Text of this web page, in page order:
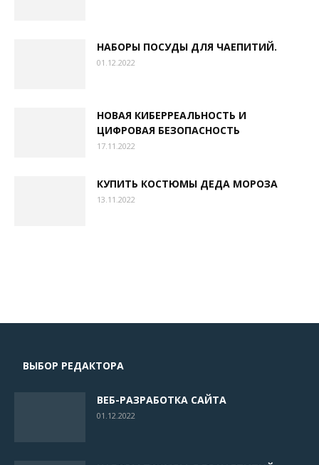
НАБОРЫ ПОСУДЫ ДЛЯ ЧАЕПИТИЙ.
01.12.2022
НОВАЯ КИБЕРРЕАЛЬНОСТЬ И
ЦИФРОВАЯ БЕЗОПАСНОСТЬ
17.11.2022
КУПИТЬ КОСТЮМЫ ДЕДА МОРОЗА
13.11.2022
ВЫБОР РЕДАКТОРА
ВЕБ-РАЗРАБОТКА САЙТА
01.12.2022